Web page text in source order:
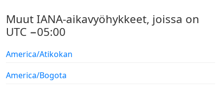
Muut IANA-aikavyöhykkeet, joissa on
UTC −05:00
America/Atikokan
America/Bogota